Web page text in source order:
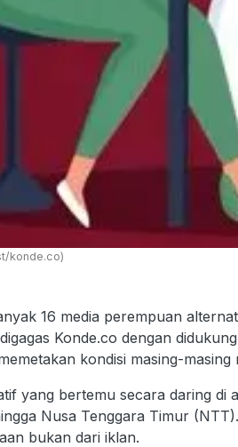
konde.co)
16 media perempuan
Konde.co dengan
kondisi masing-
yang bertemu secara daring di
Nusa Tenggara Timur
bukan dari iklan.